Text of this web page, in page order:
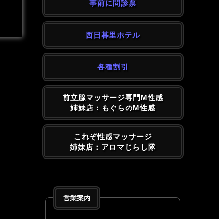
事前に問診票
西日暮里ホテル
各種割引
前立腺マッサージ専門M性感
姉妹店：もぐらのM性感
これぞ性感マッサージ
姉妹店：アロマじらし隊
営業案内